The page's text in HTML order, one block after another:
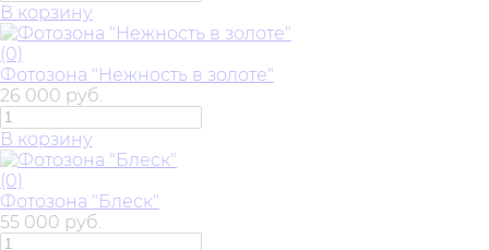
В корзину
(0)
Фотозона "Нежность в золоте"
26 000 руб.
В корзину
(0)
Фотозона "Блеск"
55 000 руб.